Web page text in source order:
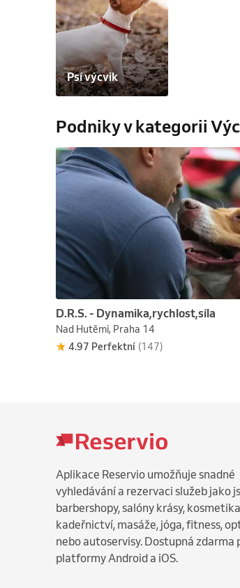
Psí výcvik
Podniky v kategorii
D.R.S. - Dynamika,rychlost,síla
Nad Hutěmi, Praha 14
4.97 Perfektní (147)
Aplikace Reservio umožňuje snadné
vyhledávání a rezervaci služeb jako
barbershopy, salóny krásy,
kadeřnictví, masáže, jóga, fitness,
nebo autoservisy. Dostupná zdarma
platformy Android a iOS.